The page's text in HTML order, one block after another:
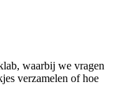
waarbij we vragen
verzamelen of hoe